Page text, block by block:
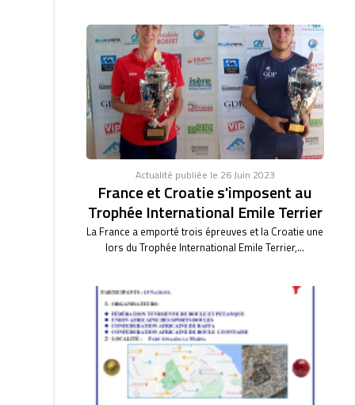
Actualité publiée le 26 Juin 2023
France et Croatie s'imposent au
Trophée International Emile Terrier
La France a emporté trois épreuves et la Croatie une
lors du Trophée International Emile Terrier,...